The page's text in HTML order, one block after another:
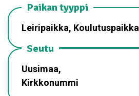
Paikan tyyppi
Leiripaikka, Koulutuspaikka
Seutu
Uusimaa,
Kirkkonummi